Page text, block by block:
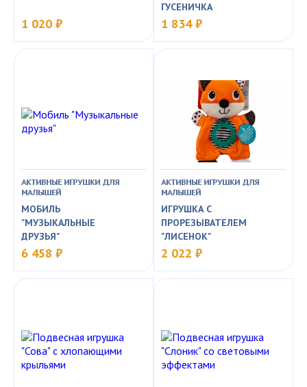
1 020 ₽
ГУСЕНИЧКА
1 834 ₽
АКТИВНЫЕ ИГРУШКИ ДЛЯ
МАЛЫШЕЙ
МОБИЛЬ
"МУЗЫКАЛЬНЫЕ
ДРУЗЬЯ"
6 458 ₽
АКТИВНЫЕ ИГРУШКИ ДЛЯ
МАЛЫШЕЙ
ИГРУШКА С
ПРОРЕЗЫВАТЕЛЕМ
"ЛИСЕНОК"
2 022 ₽